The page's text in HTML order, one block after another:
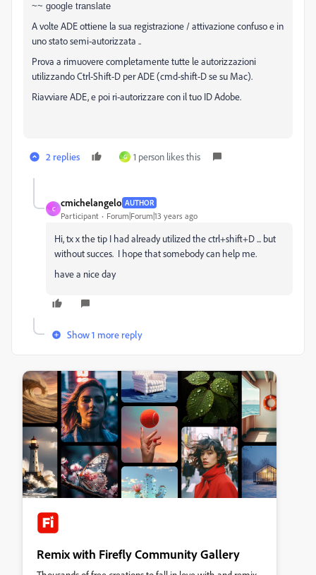
~~ google translate
A volte ADE ottiene la sua registrazione / attivazione confuso e in
uno stato semi-autorizzata ..
Prova a rimuovere completamente tutte le autorizzazioni
utilizzando Ctrl-Shift-D per ADE (cmd-shift-D se su Mac).
Riavviare ADE, e poi ri-autorizzare con il tuo ID Adobe.
2 replies G 1 person likes this
C
cmichelangelo AUTHOR
Participant Forum|Forum|13 years ago
Hi, tx x the tip I had already utilized the ctrl+shift+D ... but
without succes. I hope that somebody can help me.
have a nice day
Show 1 more reply
Remix with Firefly Community Gallery